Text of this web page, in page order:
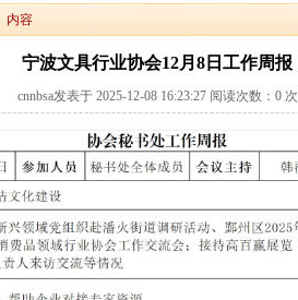
内容
宁波文具行业协会12月8日工作周报
cnnbsa发表于 2025-12-08 16:23:27 阅读次数： 0次